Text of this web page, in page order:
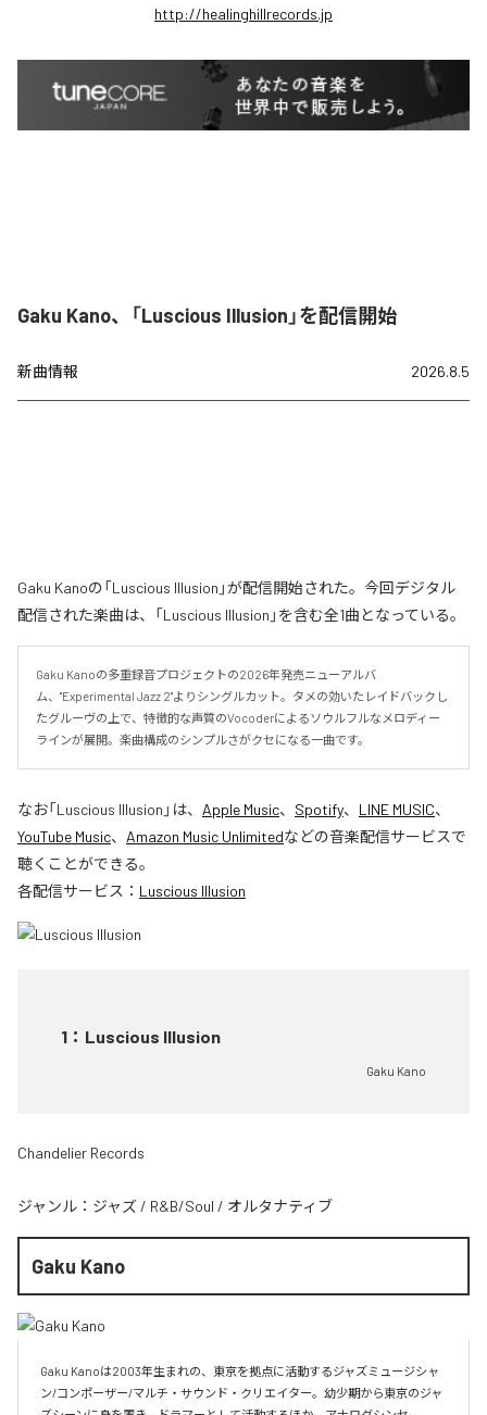
http://healinghillrecords.jp
Gaku Kano、「Luscious Illusion」を配信開始
新曲情報 2026.8.5
Gaku Kanoの「Luscious Illusion」が配信開始された。今回デジタル
配信された楽曲は、「Luscious Illusion」を含む全1曲となっている。
Gaku Kanoの多重録音プロジェクトの2026年発売ニューアルバ
ム、"Experimental Jazz 2"よりシングルカット。タメの効いたレイドバックし
たグルーヴの上で、特徴的な声質のVocoderによるソウルフルなメロディー
ラインが展開。楽曲構成のシンプルさがクセになる一曲です。
なお「Luscious Illusion 」は、 Apple Music、 Spotify、 LINE MUSIC、
YouTube Music、 Amazon Music Unlimitedなどの音楽配信サービスで
聴くことができる。
各配信サービス： Luscious Illusion
1 ： Luscious Illusion
Gaku Kano
Chandelier Records
ジャンル： ジャズ / R&B/Soul / オルタナティブ
Gaku Kano
Gaku Kanoは2003年生まれの、東京を拠点に活動するジャズミュージシャ
ン/コンポーザー/マルチ・サウンド・クリエイター。幼少期から東京のジャ